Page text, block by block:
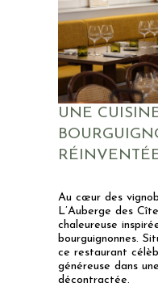
UNE
Au cœur des
L’Auberge des
chaleureuse
bourguignonnes.
ce restaurant
généreuse dans
décontractée.